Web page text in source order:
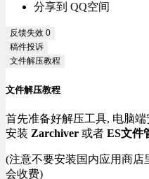
分享到 QQ空间
反馈失效 0
稿件投诉
文件解压教程
文件解压教程
首先准备好解压工具, 电脑端
安装 Zarchiver 或者 ES文件
(注意不要安装国内应用商店
会收费)